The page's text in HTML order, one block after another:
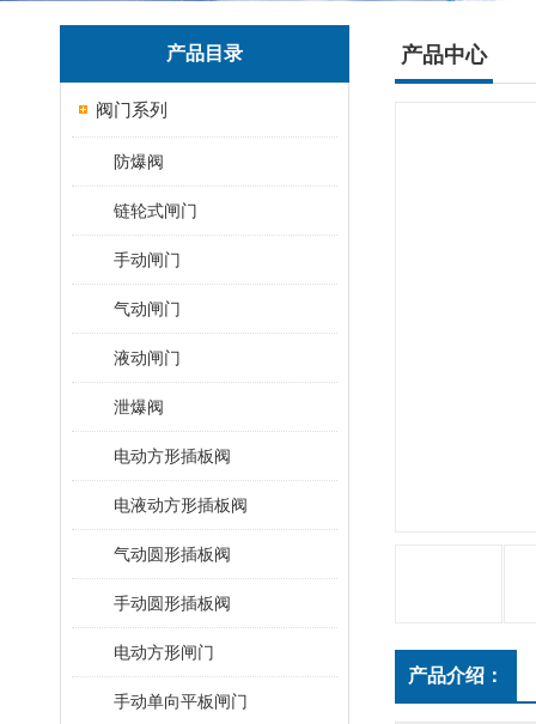
产品目录
阀门系列
防爆阀
链轮式闸门
手动闸门
气动闸门
液动闸门
泄爆阀
电动方形插板阀
电液动方形插板阀
气动圆形插板阀
手动圆形插板阀
电动方形闸门
手动单向平板闸门
产品中心
产品介绍：